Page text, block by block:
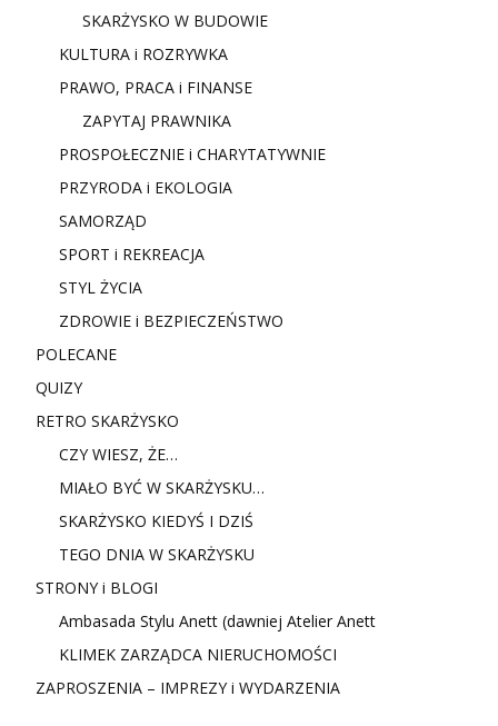
SKARŻYSKO W BUDOWIE
KULTURA i ROZRYWKA
PRAWO, PRACA i FINANSE
ZAPYTAJ PRAWNIKA
PROSPOŁECZNIE i CHARYTATYWNIE
PRZYRODA i EKOLOGIA
SAMORZĄD
SPORT i REKREACJA
STYL ŻYCIA
ZDROWIE i BEZPIECZEŃSTWO
POLECANE
QUIZY
RETRO SKARŻYSKO
CZY WIESZ, ŻE…
MIAŁO BYĆ W SKARŻYSKU…
SKARŻYSKO KIEDYŚ I DZIŚ
TEGO DNIA W SKARŻYSKU
STRONY i BLOGI
Ambasada Stylu Anett (dawniej Atelier Anett
KLIMEK ZARZĄDCA NIERUCHOMOŚCI
ZAPROSZENIA – IMPREZY i WYDARZENIA